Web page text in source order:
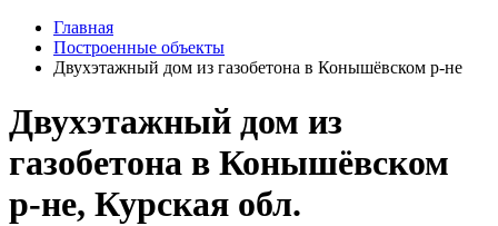
Главная
Построенные объекты
Двухэтажный дом из газобетона в Конышёвском р-не
Двухэтажный дом из
газобетона в Конышёвском
р-не, Курская обл.